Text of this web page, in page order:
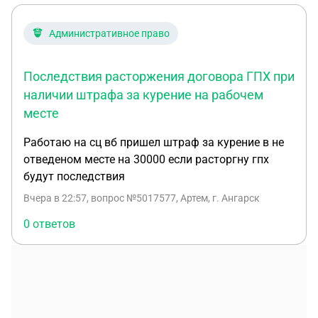
Административное право
Последствия расторжения договора ГПХ при
наличии штрафа за курение на рабочем
месте
Работаю на сц вб пришел штраф за курение в не
отведеном месте на 30000 если расторгну гпх
будут последствия
Вчера в 22:57, вопрос №5017577, Артем, г. Ангарск
0 ответов